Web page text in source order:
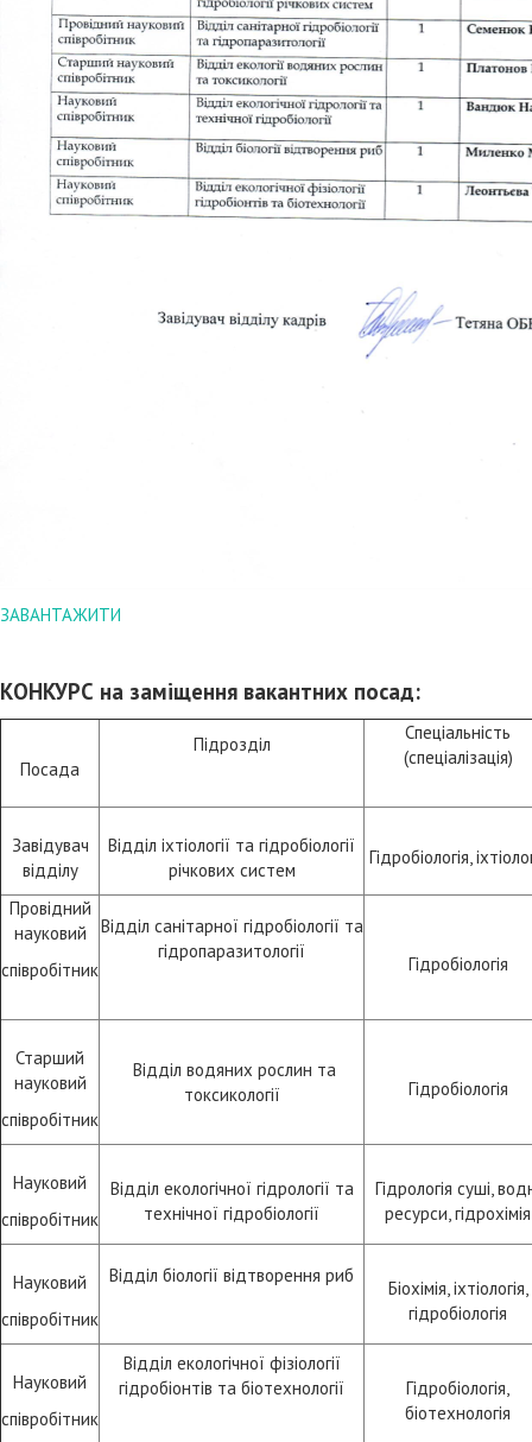
ЗАВАНТАЖИТИ
КОНКУРС на заміщення вакантних посад:
Посада
Підрозділ
Спеціальність
(спеціалізація)
Завідувач
відділу
Відділ іхтіології та гідробіології
річкових систем
Гідробіологія,
Провідний
науковий
співробітник
Відділ санітарної гідробіології та
гідропаразитології
Гідробіологія
Старший
науковий
співробітник
Відділ водяних рослин та
токсикології
Гідробіологія
Науковий
співробітник
Відділ екологічної гідрології та
технічної гідробіології
Гідрологія суші,
ресурси, гідрохімія
Науковий
співробітник
Відділ біології відтворення риб
Біохімія, іхтіологія,
гідробіологія
Науковий
співробітник
Відділ екологічної фізіології
гідробіонтів та біотехнології
Гідробіологія,
біотехнологія